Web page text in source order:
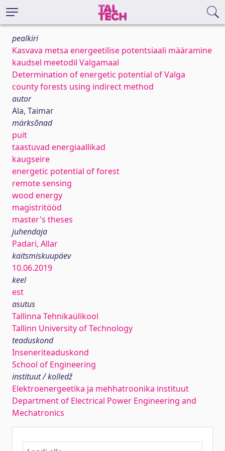
pealkiri
Kasvava metsa energeetilise potentsiaali määramine
kaudsel meetodil Valgamaal
Determination of energetic potential of Valga
county forests using indirect method
autor
Ala, Taimar
märksõnad
puit
taastuvad energiaallikad
kaugseire
energetic potential of forest
remote sensing
wood energy
magistritööd
master's theses
juhendaja
Padari, Allar
kaitsmiskuupäev
10.06.2019
keel
est
asutus
Tallinna Tehnikaülikool
Tallinn University of Technology
teaduskond
Inseneriteaduskond
School of Engineering
instituut / kolledž
Elektroenergeetika ja mehhatroonika instituut
Department of Electrical Power Engineering and
Mechatronics